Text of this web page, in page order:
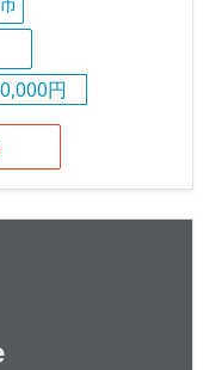
円